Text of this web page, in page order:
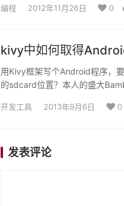
编程 2012年11月26日 0
kivy中如何取得
用Kivy框架写个Android程序，
的sdcard位置？本人的盛大
开发工具 2013年9月6日 0
发表评论